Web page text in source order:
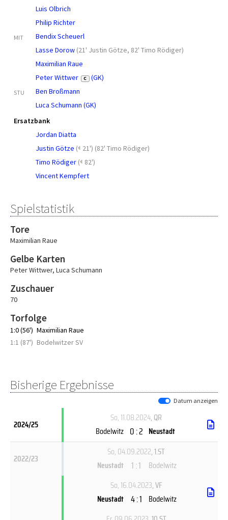
Luis Olbrich
Philip Richter
MIT
Bendix Scheuerl
Lasse Dorow (21' Justin Götze, 82' Timo Rödiger)
Maximilian Raue
Peter Wittwer
C (GK)
STU
Ben Broßmann
Luca Schumann (GK)
Ersatzbank
Jordan Diatta
Justin Götze ( 21') (82' Timo Rödiger)
Timo Rödiger ( 82')
Vincent Kempfert
Spielstatistik
Tore
Maximilian Raue
Gelbe Karten
Peter Wittwer, Luca Schumann
Zuschauer
70
Torfolge
1:0 (56') Maximilian Raue
1:1 (87') Bodelwitzer SV
Bisherige Ergebnisse
Datum anzeigen
2024/25
So, 11.08.2024, QR
Bodelwitz 0 : 2 Neustadt
2022/23
So, 04.09.2022, 1.ST
Neustadt 1 : 1
Bodelwitz
So, 16.04.2023, VF
Neustadt 4 : 1 Bodelwitz